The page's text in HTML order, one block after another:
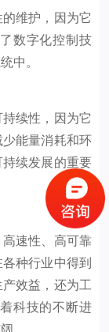
维护，因为它
数字化控制技
中。
续性，因为它
能量消耗和环
续发展的重要
速性、高可靠
种行业中得到
效益，还为工
科技的不断进